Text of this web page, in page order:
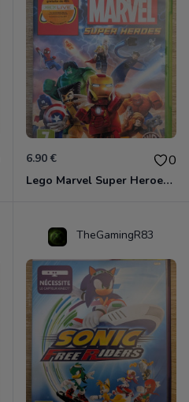
6.90 € 0
Lego Marvel Super Heroes Xbox 360
TheGamingR83